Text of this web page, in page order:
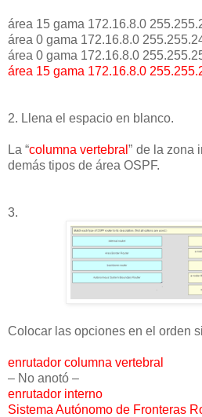
área 15 gama 172.16.8.0
área 0 gama 172.16.8.0
área 0 gama 172.16.8.0
área 15 gama 172.16.8.0
2. Llena el espacio en blanco.
La “columna vertebral” de la zona
demás tipos de área OSPF.
3.
Colocar las opciones en el orden
enrutador columna vertebral
– No anotó –
enrutador interno
Sistema Autónomo de Fronteras